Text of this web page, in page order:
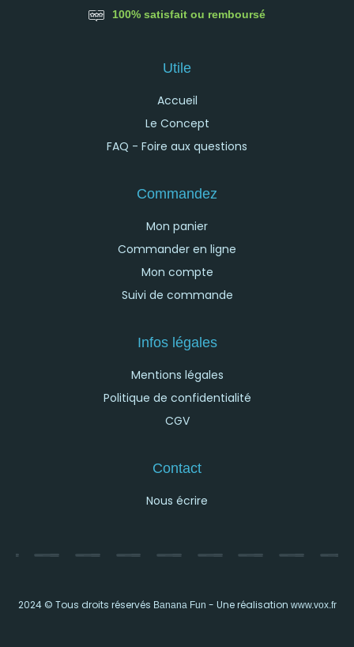
100% satisfait ou remboursé
Utile
Accueil
Le Concept
FAQ - Foire aux questions
Commandez
Mon panier
Commander en ligne
Mon compte
Suivi de commande
Infos légales
Mentions légales
Politique de confidentialité
CGV
Contact
Nous écrire
2024 © Tous droits réservés Banana Fun - Une réalisation www.vox.fr